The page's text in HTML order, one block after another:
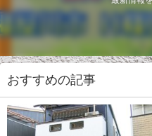
おすすめの記事